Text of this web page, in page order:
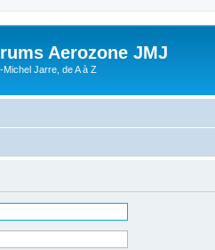
Aerozone JMJ
Michel Jarre, de A à Z